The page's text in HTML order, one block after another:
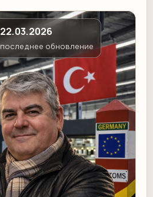
22.03.2026
последнее обновление